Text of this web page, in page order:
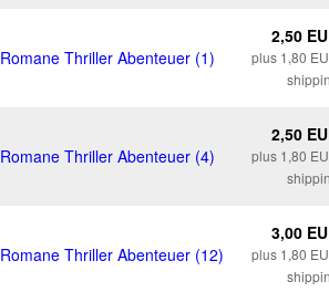
Romane Thriller Abenteuer (1)
2,50
plus 1,80
Romane Thriller Abenteuer (4)
2,50
plus 1,80
Romane Thriller Abenteuer (12)
3,00
plus 1,80